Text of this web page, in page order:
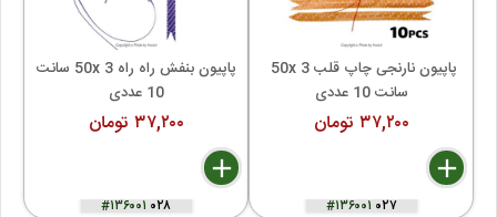
10 عددی
۳۷,۲۰۰ تومان
delete
remove
add
#۱۳۶۰۰۱۰۲۸
سانت 10 عددی
۳۷,۲۰۰ تومان
delete
remove
add
#۱۳۶۰۰۱۰۲۷